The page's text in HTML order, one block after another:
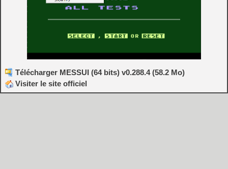
Télécharger MESSUI (64 bits) v0.288.4 (58.2 Mo)
Visiter le site officiel